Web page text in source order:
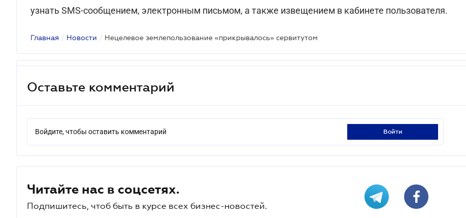
узнать SMS-сообщением, электронным письмом, а также извещением в кабинете пользователя.
Главная / Новости / Нецелевое землепользование «прикрывалось» сервитутом
Оставьте комментарий
Войдите, чтобы оставить комментарий войти
Читайте нас в соцсетях.
Подпишитесь, чтоб быть в курсе всех бизнес-новостей.